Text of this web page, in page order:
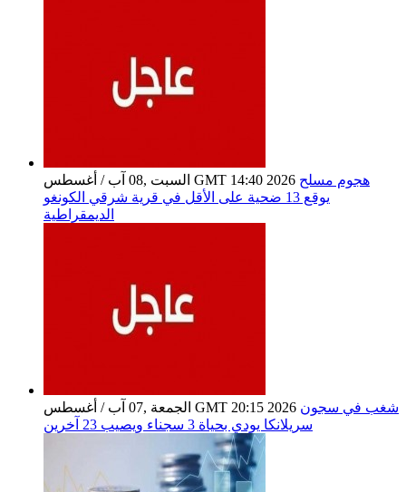
السبت ,08 آب / أغسطس GMT 14:40 2026 هجوم مسلح
يوقع 13 ضحية على الأقل في قرية شرقي الكونغو
الديمقراطية
الجمعة ,07 آب / أغسطس GMT 20:15 2026 شغب في سجون
سريلانكا يودي بحياة 3 سجناء ويصيب 23 آخرين